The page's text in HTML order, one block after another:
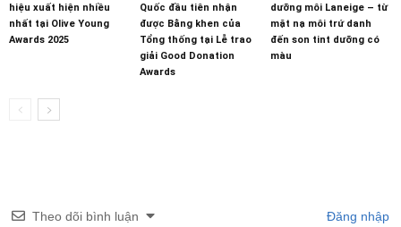
hiệu xuất hiện nhiều
nhất tại Olive Young
Awards 2025
Quốc đầu tiên nhận
được Bằng khen của
Tổng thống tại Lễ trao
giải Good Donation
Awards
dưỡng môi Laneige – từ
mặt nạ môi trứ danh
đến son tint dưỡng có
màu
Theo dõi bình luận Đăng nhập